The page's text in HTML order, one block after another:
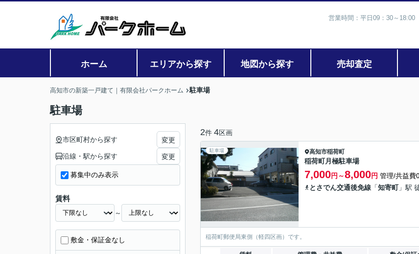
営業時間：平日09：30～
ホーム エリアから探す 地図から探す 売却査定
高知市の新築一戸建て｜有限会社パークホーム 駐車場
駐車場
2件 4区画
駐車場 高知市稲荷町
稲荷町月極駐車場
7,000円～8,000円 管理/共益費
とさでん交通後免線 「知寄町」駅
稲荷町郵便局東側（軽四区画）です。
市区町村から探す 変更
沿線・駅から探す 変更
募集中のみ表示
賃料
～
敷金・保証金なし